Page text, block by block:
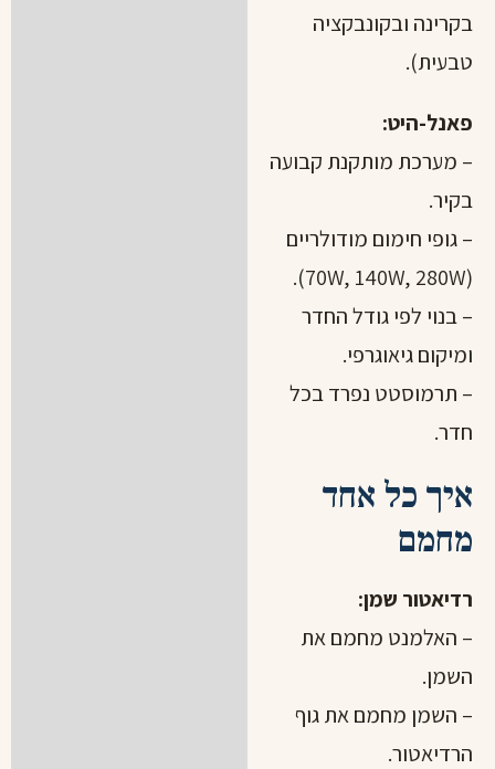
בקרינה ובקונבקציה
טבעית).
פאנל-היט:
– מערכת מותקנת קבועה
בקיר.
– גופי חימום מודולריים
(70W, 140W, 280W).
– בנוי לפי גודל החדר
ומיקום גיאוגרפי.
– תרמוסטט נפרד בכל
חדר.
איך כל אחד
מחמם
רדיאטור שמן:
– האלמנט מחמם את
השמן.
– השמן מחמם את גוף
הרדיאטור.